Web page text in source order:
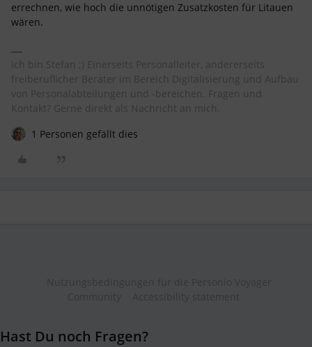
errechnen, wie hoch die unnötigen Zusatzkosten für Litauen
wären.
Ich bin Stefan ;) Einerseits Personalleiter, andererseits
freiberuflicher Berater im Bereich Digitalisierung und Aufbau
von Personalabteilungen und -bereichen. Fragen und
Kontakt? Gerne direkt als Nachricht an mich.
1 Personen gefällt dies
Hast Du noch Fragen?